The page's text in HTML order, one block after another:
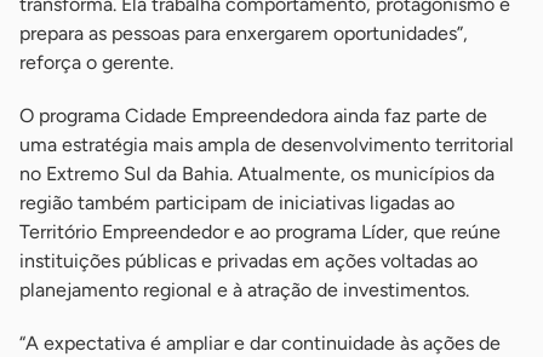
transforma. Ela trabalha comportamento, protagonismo e
prepara as pessoas para enxergarem oportunidades”,
reforça o gerente.
O programa Cidade Empreendedora ainda faz parte de
uma estratégia mais ampla de desenvolvimento territorial
no Extremo Sul da Bahia. Atualmente, os municípios da
região também participam de iniciativas ligadas ao
Território Empreendedor e ao programa Líder, que reúne
instituições públicas e privadas em ações voltadas ao
planejamento regional e à atração de investimentos.
“A expectativa é ampliar e dar continuidade às ações de